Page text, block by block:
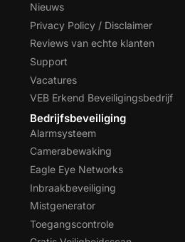
Nieuws
Privacy Policy / Disclaimer
Reviews van echte klanten
Support
Vacatures
VEB Erkend Beveiligingsbedrijf
Bedrijfsbeveiliging
Alarmsysteem
Camerabewaking
Eagle Eye Networks
Inbraakbeveiliging
Mistgenerator
Toegangscontrole